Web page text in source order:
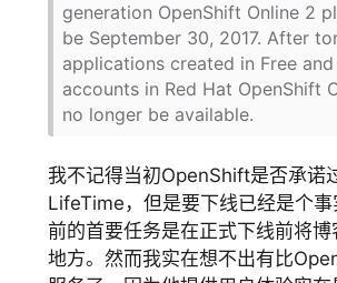
generation OpenShift Online 2
be September 30, 2017. After
applications created in Free
accounts in Red Hat OpenShift
no longer be available.
我不记得当初OpenShift是否承诺
LifeTime，但是要下线已经是个
前的首要任务是在正式下线前将
地方。然而我实在想不出有比